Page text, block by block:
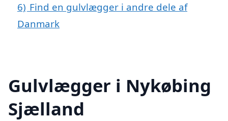
6) Find en gulvlægger i andre dele af
Danmark
Gulvlægger i Nykøbing
Sjælland